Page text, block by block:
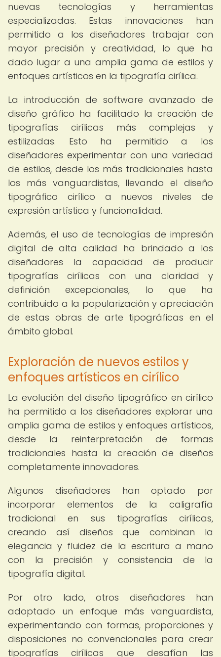
nuevas tecnologías y herramientas
especializadas. Estas innovaciones han
permitido a los diseñadores trabajar con
mayor precisión y creatividad, lo que ha
dado lugar a una amplia gama de estilos y
enfoques artísticos en la tipografía cirílica.
La introducción de software avanzado de
diseño gráfico ha facilitado la creación de
tipografías cirílicas más complejas y
estilizadas. Esto ha permitido a los
diseñadores experimentar con una variedad
de estilos, desde los más tradicionales hasta
los más vanguardistas, llevando el diseño
tipográfico cirílico a nuevos niveles de
expresión artística y funcionalidad.
Además, el uso de tecnologías de impresión
digital de alta calidad ha brindado a los
diseñadores la capacidad de producir
tipografías cirílicas con una claridad y
definición excepcionales, lo que ha
contribuido a la popularización y apreciación
de estas obras de arte tipográficas en el
ámbito global.
Exploración de nuevos estilos y
enfoques artísticos en cirílico
La evolución del diseño tipográfico en cirílico
ha permitido a los diseñadores explorar una
amplia gama de estilos y enfoques artísticos,
desde la reinterpretación de formas
tradicionales hasta la creación de diseños
completamente innovadores.
Algunos diseñadores han optado por
incorporar elementos de la caligrafía
tradicional en sus tipografías cirílicas,
creando así diseños que combinan la
elegancia y fluidez de la escritura a mano
con la precisión y consistencia de la
tipografía digital.
Por otro lado, otros diseñadores han
adoptado un enfoque más vanguardista,
experimentando con formas, proporciones y
disposiciones no convencionales para crear
tipografías cirílicas que desafían las